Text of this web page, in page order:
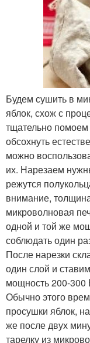
Будем сушить в
яблок, схож с
тщательно
обсохнуть
можно
их. Нарезаем
режутся
внимание,
микроволновая
одной и той же
соблюдать один
После нарезки
один слой и
мощность 200-300
Обычно этого
просушки яблок,
же после двух
тарелку из